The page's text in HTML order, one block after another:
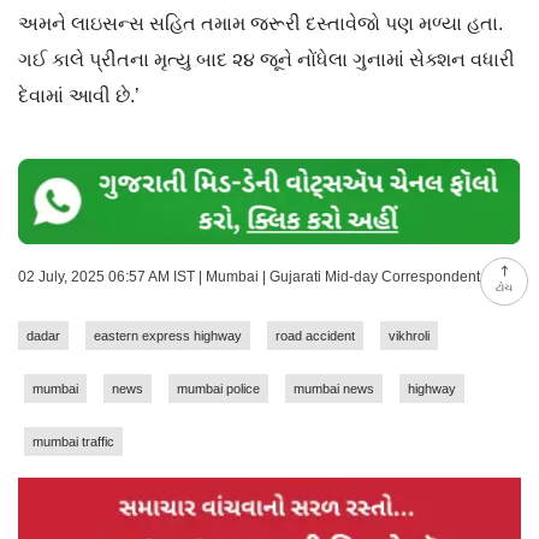
ટોચ
અમને લાઇસન્સ સહિત તમામ જરૂરી દસ્તાવેજો પણ મળ્યા હતા.
ગઈ કાલે પ્રીતના મૃત્યુ બાદ ૨૪ જૂને નોંધેલા ગુનામાં સેક્શન વધારી
દેવામાં આવી છે.’
02 July, 2025 06:57 AM IST | Mumbai | Gujarati Mid-day Correspondent
dadar eastern express highway road accident vikhroli
mumbai news mumbai police mumbai news highway
mumbai traffic